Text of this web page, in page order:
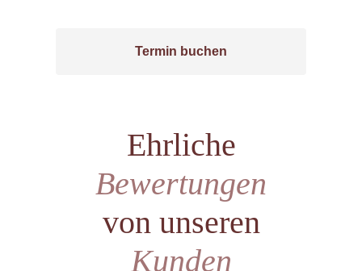
Termin buchen
Ehrliche
Bewertungen
von unseren
Kunden